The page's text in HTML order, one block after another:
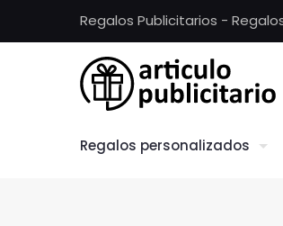
Regalos Publicitarios -
Regalos personalizados